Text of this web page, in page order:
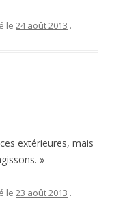
le 24 août 2013 .
extérieures, mais
»
le 23 août 2013 .